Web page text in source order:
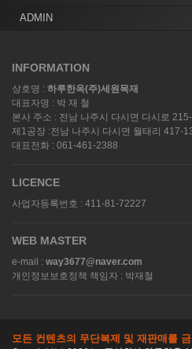
ADMIN
INFORMATION
상호명 : 하루한옥(주)세원목재
대표자명 : 박 재 철
본사 주소 : 전남 나주시 다시면 다시로 215-
제1공장 :전남 나주시 다시면 월태리 417-
대표전화 : 061-461-2388
LICENCE
사업자등록번호 : 411-81-72227
WEB MASTER
e-mail : way3677@naver.com
개인정보보호정책 책임자 : 박재철
모든 컨텐츠의 무단복제 및 재판매를